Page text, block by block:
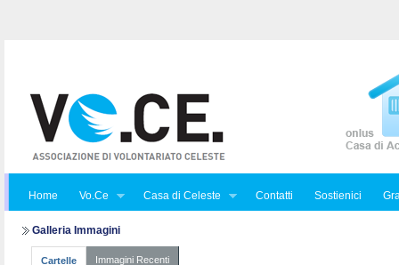
Home Vo.Ce Casa di Celeste Contatti Sostienici
Galleria Immagini
Cartelle Immagini Recenti